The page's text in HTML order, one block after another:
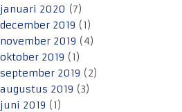
januari 2020 (7)
december 2019 (1)
november 2019 (4)
oktober 2019 (1)
september 2019 (2)
augustus 2019 (3)
juni 2019 (1)